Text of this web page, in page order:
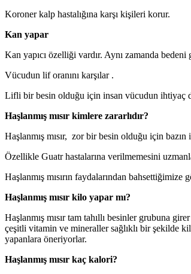
Koroner kalp hastalığına karşı kişileri korur.
Kan yapar
Kan yapıcı özelliği vardır. Aynı zamanda
Vücudun lif oranını karşılar .
Lifli bir besin olduğu için insan vücudun ihtiyaç
Haşlanmış mısır kimlere zararlıdır?
Haşlanmış mısır, zor bir besin olduğu için
Özellikle Guatr hastalarına verilmemesini
Haşlanmış mısırın faydalarından bahsettiğimize
Haşlanmış mısır kilo yapar mı?
Haşlanmış mısır tam tahıllı besinler grubuna
çeşitli vitamin ve mineraller sağlıklı bir şekilde
yapanlara öneriyorlar.
Haşlanmış mısır kaç kalori?